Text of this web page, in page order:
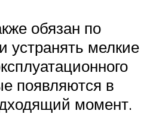
обязан по
устранять мелкие
появляются в
момент.